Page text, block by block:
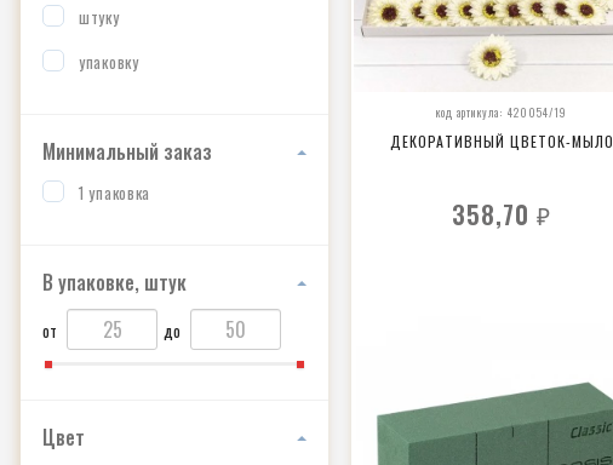
штуку
упаковку
Минимальный заказ
1 упаковка
В упаковке, штук
от до
Цвет
код артикула: 420054/19
ДЕКОРАТИВНЫЙ ЦВЕТОК-МЫЛО
358,70₽